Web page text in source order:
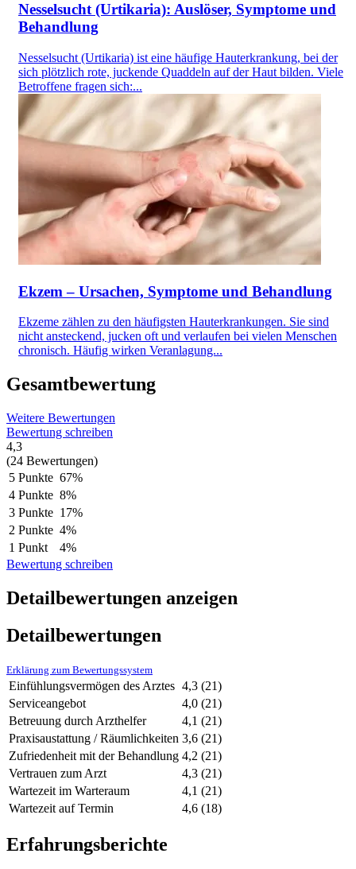
Nesselsucht (Urtikaria): Auslöser, Symptome und
Behandlung
Nesselsucht (Urtikaria) ist eine häufige Hauterkrankung, bei der
sich plötzlich rote, juckende Quaddeln auf der Haut bilden. Viele
Betroffene fragen sich:...
Ekzem – Ursachen, Symptome und Behandlung
Ekzeme zählen zu den häufigsten Hauterkrankungen. Sie sind
nicht ansteckend, jucken oft und verlaufen bei vielen Menschen
chronisch. Häufig wirken Veranlagung...
Gesamtbewertung
Weitere Bewertungen
Bewertung schreiben
4,3
(24 Bewertungen)
5 Punkte 67%
4 Punkte 8%
3 Punkte 17%
2 Punkte 4%
1 Punkt
4%
Bewertung schreiben
Detailbewertungen anzeigen
Detailbewertungen
Erklärung zum Bewertungssystem
Einfühlungsvermögen des Arztes 4,3 (21)
Serviceangebot
4,0 (21)
Betreuung durch Arzthelfer
4,1 (21)
Praxisaustattung / Räumlichkeiten 3,6 (21)
Zufriedenheit mit der Behandlung 4,2 (21)
Vertrauen zum Arzt
4,3 (21)
Wartezeit im Warteraum
4,1 (21)
Wartezeit auf Termin
4,6 (18)
Erfahrungsberichte